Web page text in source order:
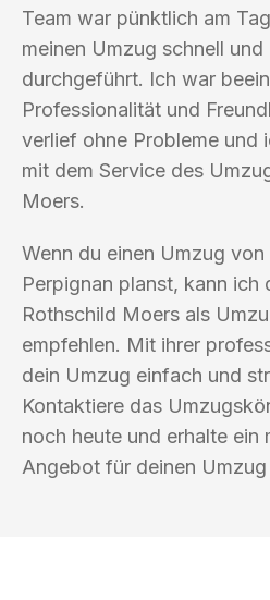
Team war pünktlich am
meinen Umzug schnell
durchgeführt. Ich war
Professionalität und
verlief ohne Probleme und
mit dem Service des
Moers.
Wenn du einen Umzug
Perpignan planst, kann ich
Rothschild Moers als
empfehlen. Mit ihrer
dein Umzug einfach und
Kontaktiere das
noch heute und erhalte ein
Angebot für deinen